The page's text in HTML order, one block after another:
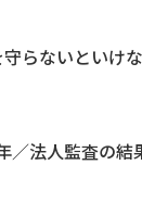
守らないとい
／法人監査の結